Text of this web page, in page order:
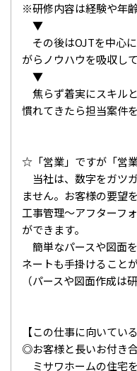
※研修内容は経験や年
▼
その後はOJTを中心
がらノウハウを吸収し
▼
焦らず着実にスキル
慣れてきたら担当案件
☆「営業」ですが「営
当社は、数字をガツ
ません。お客様の要望
工事管理～アフターフ
ができます。
簡単なパースや図面
ネートも手掛けること
（パースや図面作成は
【この仕事に向いている
◎お客様と長いお付き
ミサワホームの住宅